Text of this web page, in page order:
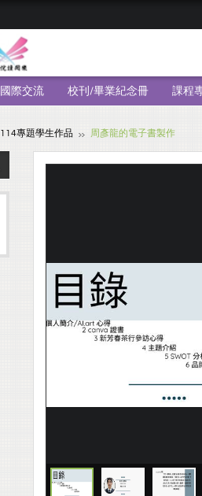
國際交流 校刊/畢業紀念冊 課程
114專題學生作品 周彥龍的電子書製作